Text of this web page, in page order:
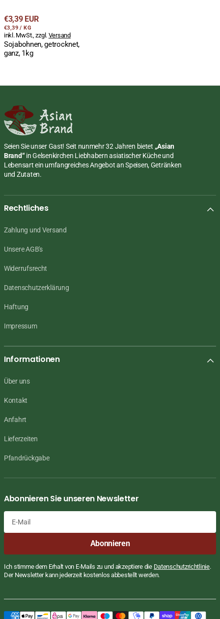
Regulärer
Preis
€3,39 EUR
STÜCKPREIS
€3,39 / PRO
KG
inkl. MwSt., zzgl. Versand
Sojabohnen, getrocknet,
ganz, 1kg
Seien Sie unser Gast! Seit nunmehr 32 Jahren bietet „Asian
Brand“ in Gelsenkirchen Liebhabern asiatischer Küche und
Lebensart ein umfangreiches Angebot an Speisen, Getränken
und Zutaten.
Rechtliches
Zahlung und Versand
Unsere AGB's
Widerrufsrecht
Datenschutzerklärung
Haftung
Impressum
Informationen
Über uns
Kontakt
Anfahrt
Lieferzeiten
Pfandrückgabe
Abonnieren Sie unseren Newsletter
Abonnieren
Ich stimme dem Erhalt von E-Mails zu und akzeptiere die Datenschutzrichtlinie.
Der Newsletter kann jederzeit kostenlos abbestellt werden.